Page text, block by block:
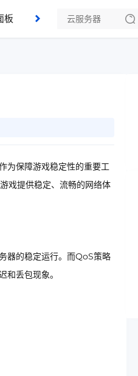
板 支持与服务 了解我们
为保障游戏稳定性的重要工
戏提供稳定、流畅的网络体
器的稳定运行。而QoS策略
丢包现象。